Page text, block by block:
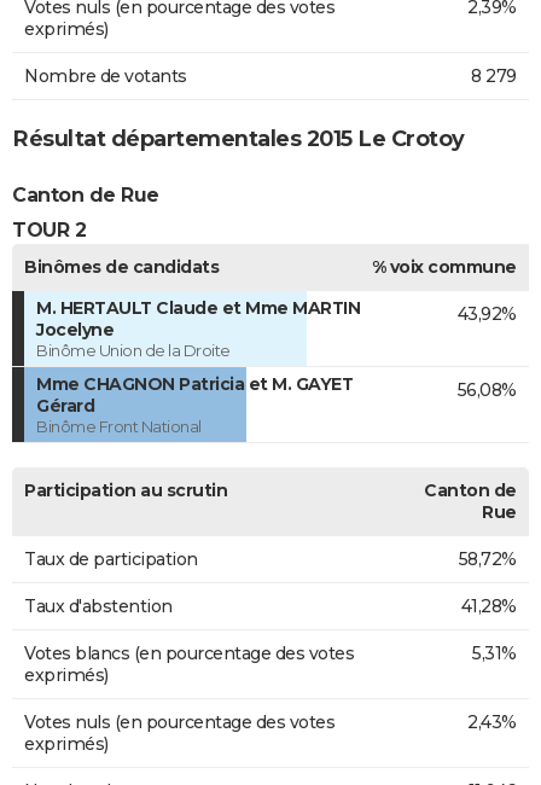
Votes nuls (en pourcentage des votes
exprimés)
2,39%
Nombre de votants 8 279
Résultat départementales 2015 Le Crotoy
Canton de Rue
TOUR 2
Binômes de candidats
% voix commune
M. HERTAULT Claude et Mme MARTIN
Jocelyne
Binôme Union de la Droite
43,92%
Mme CHAGNON Patricia et M. GAYET
Gérard
Binôme Front National
56,08%
Participation au scrutin
Canton de
Rue
Taux de participation 58,72%
Taux d'abstention 41,28%
Votes blancs (en pourcentage des votes
exprimés)
5,31%
Votes nuls (en pourcentage des votes
exprimés)
2,43%